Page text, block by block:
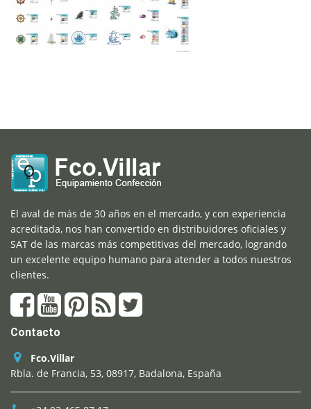
El aval de más de 30 años en el mercado, y con experiencia
acreditada, nos han convertido en distribuidores oficiales y
SAT de las marcas más competitivas del mercado, logrando
un excelente equipo humano para atender a todos nuestros
clientes.
Contacto
Fco.Villar
Rbla. de Francia, 53, 08917, Badalona, España